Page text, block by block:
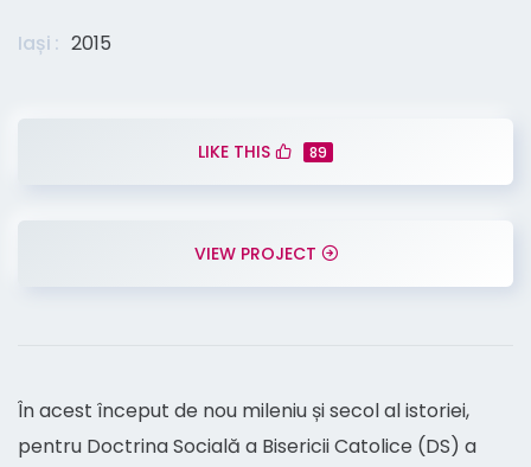
Iași 2015
LIKE THIS 89
VIEW PROJECT
În acest început de nou mileniu și secol al istoriei,
pentru Doctrina Socială a Bisericii Catolice (DS) a